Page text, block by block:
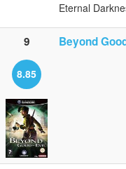
Eternal
9 Beyond
8.85